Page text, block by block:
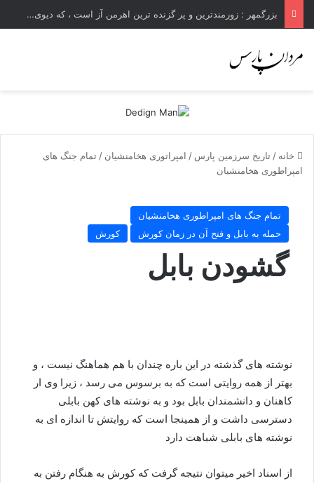
بزرگمهر : زورمندترین و پر گزنده ترین اهرمن آز است ، که دیوی است ستمکار و دیر ساز
خانه / تاریخ سرزمین پارس / امپراتوری هخامنشیان / تمام جنگ های
امپراطوری هخامنشیان
تمام جنگ های امپراطوری هخامنشیان
حمله به بابل و فتح آن در زمان کورش
کورش
گشودن بابل
نوشته های گذشته در این باره چندان با هم هماهنگ نیست ، و
بهتر از همه روایتی است که به برسوس می رسد ، زیرا وی ار
کاهنان و دانشمندان بابل بود و به نوشته های کهن بابلی
دسترسی داشت و از همینجا است که روایتش تا اندازه ای به
نوشته های بابلی شباهت دارد
از اسناد اخیر میتوان نتیجه گرفت که کورش به هنگام رفتن به